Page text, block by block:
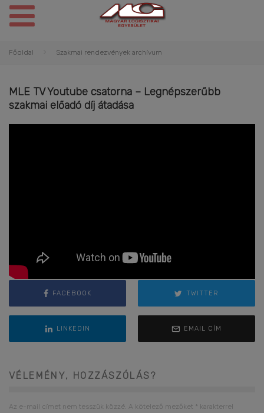
Főoldal Szakmai rendezvények archívum
MLE TV Youtube csatorna – Legnépszerűbb
szakmai előadó díj átadása
FACEBOOK TWITTER
LINKEDIN EMAIL CÍM
VÉLEMÉNY, HOZZÁSZÓLÁS?
Az e-mail címet nem tesszük közzé. A kötelező mezőket * karakterrel